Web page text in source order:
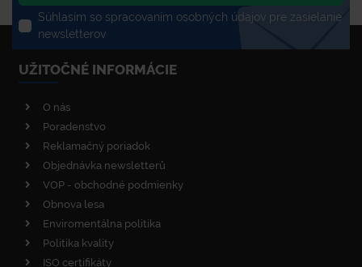
Súhlasím so spracovaním osobných údajov pre zasielanie
newsletterov
UŽITOČNÉ INFORMÁCIE
O nás
Poradenstvo
Reklamačný poriadok
Objednávka newsletterů
VOP - obchodné podmienky
Obnova lesa
Enviromentálna politika
Politika kvality
ISO certifikáty